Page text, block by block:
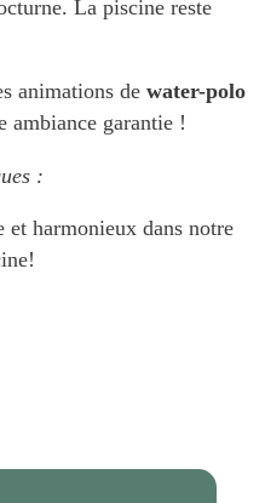
La piscine reste
animations de water-polo
ambiance garantie !
:
et harmonieux dans notre